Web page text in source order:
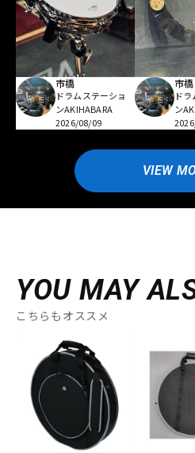
市橋
ドラムステーショ
ンAKIHABARA
2026/08/09
市橋
ド
ン
VIEW
YOU MAY
こちらもオススメ